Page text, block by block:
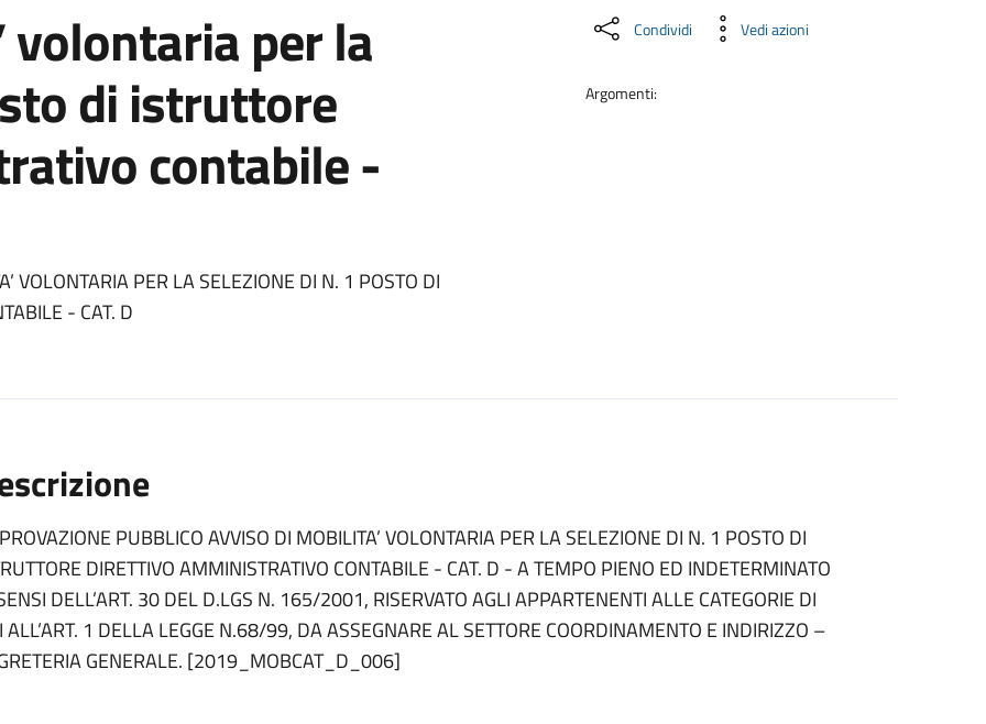
volontaria per la
di istruttore
contabile -
VOLONTARIA PER LA SELEZIONE DI N. 1 POSTO DI
- CAT. D
Condividi Vedi azioni
Argomenti:
PUBBLICO AVVISO DI MOBILITA’ VOLONTARIA PER LA SELEZIONE DI N. 1 POSTO DI
DIRETTIVO AMMINISTRATIVO CONTABILE - CAT. D - A TEMPO PIENO ED INDETERMINATO
DELL’ART. 30 DEL D.LGS N. 165/2001, RISERVATO AGLI APPARTENENTI ALLE CATEGORIE DI
ALL’ART. 1 DELLA LEGGE N.68/99, DA ASSEGNARE AL SETTORE COORDINAMENTO E INDIRIZZO –
GENERALE. [2019_MOBCAT_D_006]